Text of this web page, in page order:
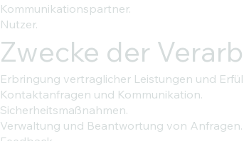
Kommunikationspartner.
Nutzer.
Zwecke der
Erbringung vertraglicher Leistungen und
Kontaktanfragen und Kommunikation.
Sicherheitsmaßnahmen.
Verwaltung und Beantwortung von Anfragen.